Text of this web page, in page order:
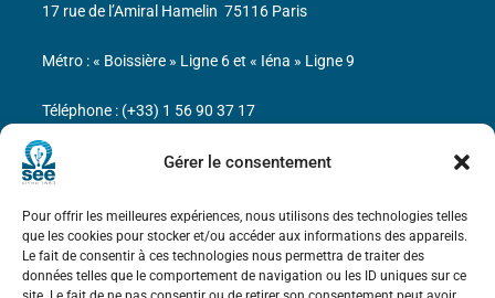
Gérer le consentement
Pour offrir les meilleures expériences, nous utilisons des technologies telles
que les cookies pour stocker et/ou accéder aux informations des appareils.
Le fait de consentir à ces technologies nous permettra de traiter des
données telles que le comportement de navigation ou les ID uniques sur ce
Bicentenaire des découvertes d’André-
Marie Ampère
17 rue de l’Amiral Hamelin 75116 Paris
Métro : « Boissière » Ligne 6 et « Iéna » Ligne 9
Téléphone : (+33) 1 56 90 37 17
N° de SIREN : 785 393 232, Code APE : 9412Z TVA intra-
communautaire : FR44 785 393 232